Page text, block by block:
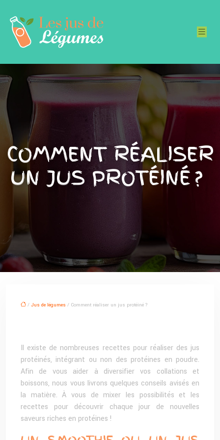
COMMENT RÉALISER
UN JUS PROTÉINÉ ?
/ Jus de légumes / Comment réaliser un jus protéiné ?
Il existe de nombreuses recettes pour réaliser des jus
protéinés, intégrant ou non des protéines en poudre.
Afin de vous aider à diversifier vos collations et
boissons, nous vous livrons quelques conseils avisés en
la matière. À vous de mixer les possibilités et les
recettes pour découvrir chaque jour de nouvelles
saveurs riches en protéines !